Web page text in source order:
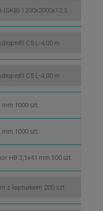
1000 szt.
1000 szt.
HB 3,5x41 mm 500 szt